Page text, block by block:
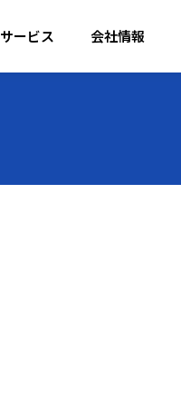
サービス 会社情報